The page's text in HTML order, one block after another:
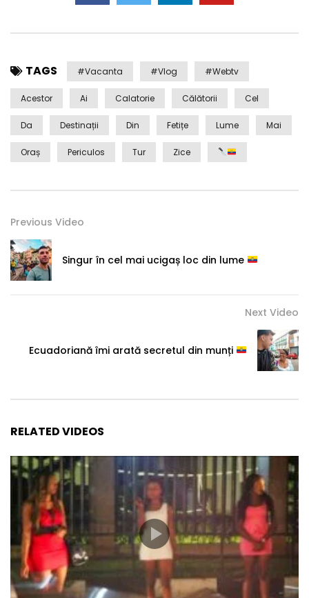
TAGS #Vacanta #Vlog #webtv
Acestor Ai Calatorie Călătorii Cel
Da Destinații Din Fetițe Lume Mai
Oraș Periculos Tur Zice
Previous Video
Singur în cel mai ucigaș loc din lume
Next Video
Ecuadoriană îmi arată secretul din munți
RELATED VIDEOS